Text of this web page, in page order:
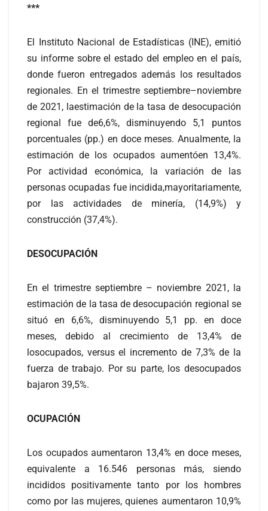
***
El Instituto Nacional de Estadísticas (INE), emitió
su informe sobre el estado del empleo en el país,
donde fueron entregados además los resultados
regionales. En el trimestre septiembre–noviembre
de 2021, laestimación de la tasa de desocupación
regional fue de6,6%, disminuyendo 5,1 puntos
porcentuales (pp.) en doce meses. Anualmente, la
estimación de los ocupados aumentóen 13,4%.
Por actividad económica, la variación de las
personas ocupadas fue incidida,mayoritariamente,
por las actividades de minería, (14,9%) y
construcción (37,4%).
DESOCUPACIÓN
En el trimestre septiembre – noviembre 2021, la
estimación de la tasa de desocupación regional se
situó en 6,6%, disminuyendo 5,1 pp. en doce
meses, debido al crecimiento de 13,4% de
losocupados, versus el incremento de 7,3% de la
fuerza de trabajo. Por su parte, los desocupados
bajaron 39,5%.
OCUPACIÓN
Los ocupados aumentaron 13,4% en doce meses,
equivalente a 16.546 personas más, siendo
incididos positivamente tanto por los hombres
como por las mujeres, quienes aumentaron 10,9%